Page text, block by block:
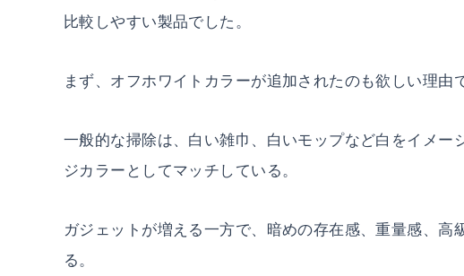
比較しやすい製品でした。
まず、オフホワイトカラーが追加されたのも欲しい理由
一般的な掃除は、白い雑巾、白いモップなど白をイメー
ジカラーとしてマッチしている。
ガジェットが増える一方で、暗めの存在感、重量感、高
る。